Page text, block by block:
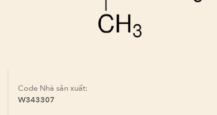
Code Nhà sản xuất:
W343307